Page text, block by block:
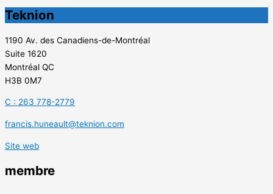
Teknion
1190 Av. des Canadiens-de-Montréal
Suite 1620
Montréal QC
H3B 0M7
C : 263 778-2779
francis.huneault@teknion.com
Site web
membre